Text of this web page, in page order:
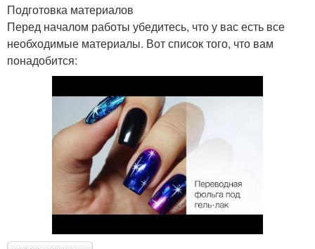
Подготовка материалов
Перед началом работы убедитесь, что у вас есть все
необходимые материалы. Вот список того, что вам
понадобится: